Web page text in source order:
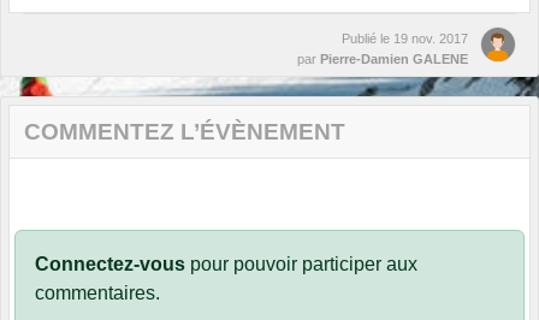
Publié le 19 nov. 2017
par Pierre-Damien GALENE
COMMENTEZ L’ÉVÈNEMENT
Connectez-vous pour pouvoir participer aux
commentaires.